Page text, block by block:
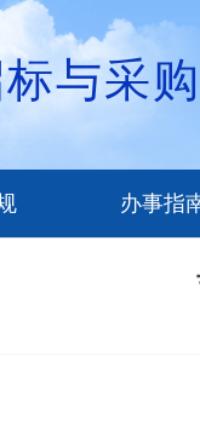
与采
办事指